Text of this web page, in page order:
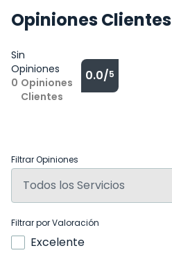
Opiniones Clientes
Sin
Opiniones
0 Opiniones
Clientes
0.0/5
Filtrar Opiniones
Filtrar por Valoración
Excelente